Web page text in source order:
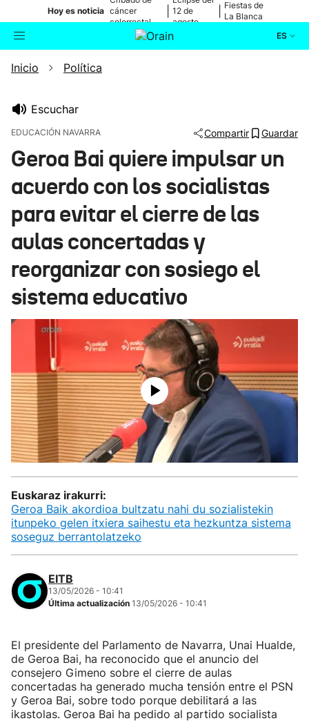
Hoy es noticia cáncer
colorrectal
12 de
agosto
Fiestas de
La Blanca
ES
Buscador
Ikusmiran
Eguraldia
Inicio Política
Escuchar
EDUCACIÓN NAVARRA Compartir Guardar
Geroa Bai quiere impulsar un
acuerdo con los socialistas
para evitar el cierre de las
aulas concertadas y
reorganizar con sosiego el
sistema educativo
Euskaraz irakurri:
Geroa Baik akordioa bultzatu nahi du sozialistekin
itunpeko gelen itxiera saihestu eta hezkuntza sistema
soseguz berrantolatzeko
EITB
13/05/2026 - 10:41
Última actualización 13/05/2026 - 10:41
El presidente del Parlamento de Navarra, Unai Hualde,
de Geroa Bai, ha reconocido que el anuncio del
consejero Gimeno sobre el cierre de aulas
concertadas ha generado mucha tensión entre el PSN
y Geroa Bai, sobre todo porque debilitará a las
ikastolas. Geroa Bai ha pedido al partido socialista